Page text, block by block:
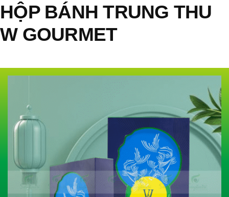
HỘP BÁNH TRUNG THU
W GOURMET